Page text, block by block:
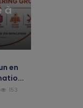
à
en
153